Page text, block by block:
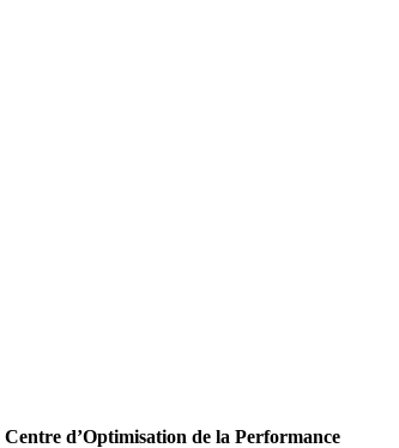
d’Optimisation de la Performance